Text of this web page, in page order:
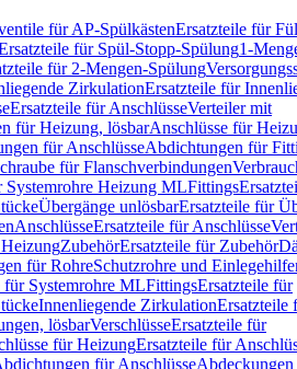
für AP-SpülkästenErsatzteile für
für Spül-Stopp-Spülung1-
für 2-Mengen-Spülung
ZirkulationErsatzteile für
Ersatzteile für AnschlüsseVerteiler mit
für Heizung, lösbarAnschlüsse für
für AnschlüsseAbdichtungen für
für Flanschverbindungen
Systemrohre Heizung MLFittings
Übergänge unlösbarErsatzteile für
AnschlüsseErsatzteile für Anschlüsse
ZubehörErsatzteile für Zubehör
für RohreSchutzrohre und
für Systemrohre MLFittingsErsatzteile für
Innenliegende ZirkulationErsatzteile
lösbarVerschlüsseErsatzteile für
für HeizungErsatzteile für
für Anschlüsse